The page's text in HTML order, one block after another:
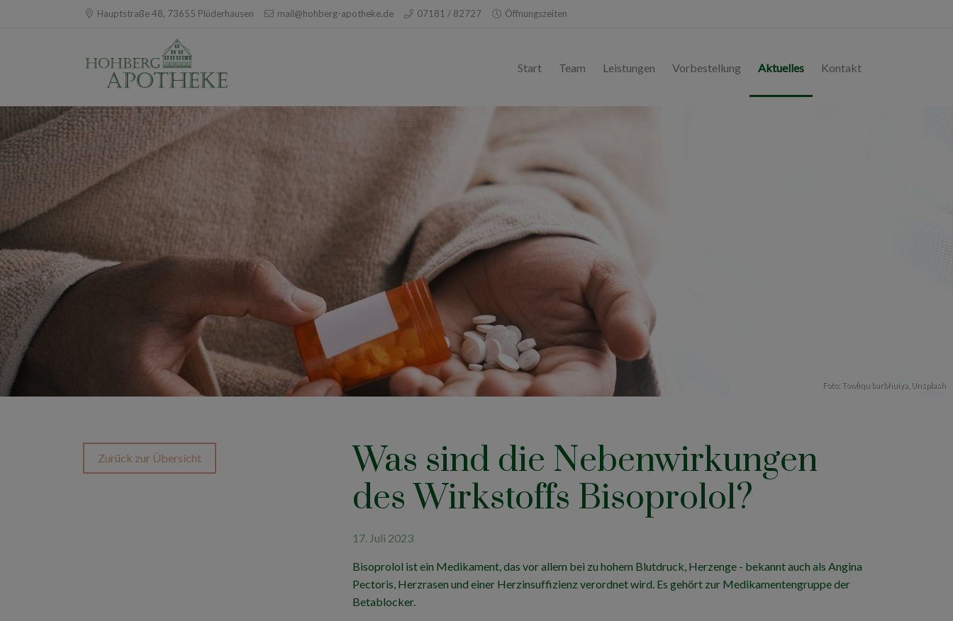
Hauptstraße 48, 73655 Plüderhausen mail@hohberg-apotheke.de 07181 / 82727 Öffnungszeiten
Start Team Leistungen Vorbestellung Aktuelles Kontakt
Foto: Towfiqu barbhuiya Unsplash
Zurück zur Übersicht
Was sind die Nebenwirkungen
des Wirkstoffs Bisoprolol?
17. Juli 2023
Bisoprolol ist ein Medikament, das vor allem bei zu hohem Blutdruck, Herzenge - bekannt auch als Angina
Pectoris, Herzrasen und einer Herzinsuffizienz verordnet wird. Es gehört zur Medikamentengruppe der
Betablocker.